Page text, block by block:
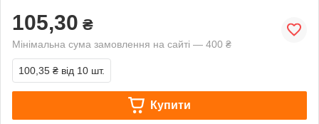
105,30 ₴
Мінімальна сума замовлення на сайті — 400 ₴
100,35 ₴ від 10 шт.
Купити